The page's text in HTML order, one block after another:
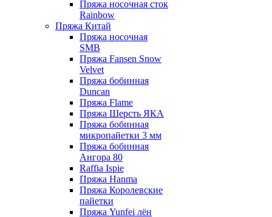
Пряжа носочная сток
Rainbow
Пряжа Китай
Пряжа носочная
SMB
Пряжа Fansen Snow
Velvet
Пряжа бобинная
Duncan
Пряжа Flame
Пряжа Шерсть ЯКА
Пряжа бобинная
микропайетки 3 мм
Пряжа бобинная
Ангора 80
Raffia Ispie
Пряжа Hanma
Пряжа Королевские
пайетки
Пряжа Yunfei лён